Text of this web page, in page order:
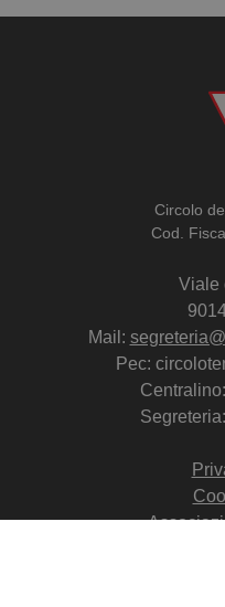
Circolo
Cod.
Viale
Mail:
Pec:
Centralino:
Segreteria: